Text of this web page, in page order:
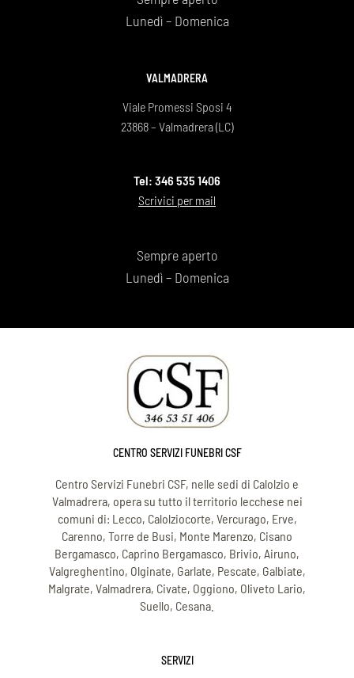
Lunedì – Domenica
VALMADRERA
Viale Promessi Sposi 4
23868 – Valmadrera (LC)
Tel: 346 535 1406
Scrivici per mail
Sempre aperto
Lunedì – Domenica
CENTRO SERVIZI FUNEBRI CSF
Centro Servizi Funebri CSF, nelle sedi di Calolzio e
Valmadrera, opera su tutto il territorio lecchese nei
comuni di: Lecco, Calolziocorte, Vercurago, Erve,
Carenno, Torre de Busi, Monte Marenzo, Cisano
Bergamasco, Caprino Bergamasco, Brivio, Airuno,
Valgreghentino, Olginate, Garlate, Pescate, Galbiate,
Malgrate, Valmadrera, Civate, Oggiono, Oliveto Lario,
Suello, Cesana.
SERVIZI